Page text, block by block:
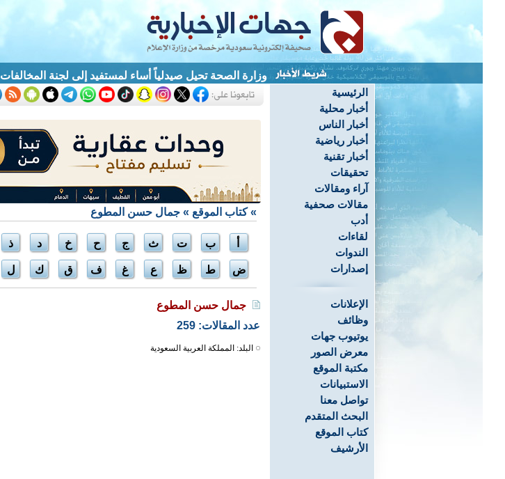
وزارة الصحة تحيل صيدلياً أساء لمستفيد إلى لجنة المخالفات
الرئيسية
أخبار محلية
أخبار الناس
أخبار رياضية
أخبار تقنية
تحقيقات
آراء ومقالات
مقالات صحفية
أدب
لقاءات
الندوات
إصدارات
الإعلانات
وظائف
يوتيوب جهات
معرض الصور
مكتبة الموقع
الاستبيانات
تواصل معنا
البحث المتقدم
كتاب الموقع
الأرشيف
»كتاب الموقع » جمال حسن المطوع
أ ب ت ث ج ح خ د ذ
ض ط ظ ع غ ف ق ك ل
جمال حسن المطوع
عدد المقالات: 259
البلد: المملكة العربية السعودية